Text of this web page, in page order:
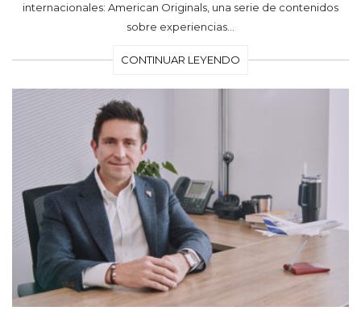
internacionales: American Originals, una serie de contenidos
sobre experiencias…
CONTINUAR LEYENDO